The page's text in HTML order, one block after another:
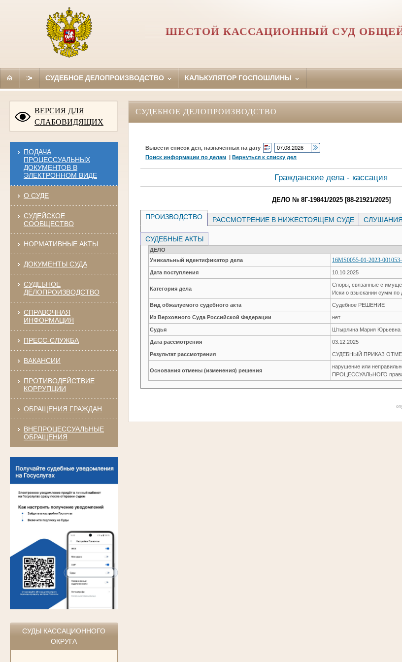
ШЕСТОЙ КАССАЦИОННЫЙ СУД
СУДЕБНОЕ ДЕЛОПРОИЗВОДСТВО КАЛЬКУЛЯТОР ГОСПОШЛИНЫ
ВЕРСИЯ ДЛЯ
СЛАБОВИДЯЩИХ
ПОДАЧА
ПРОЦЕССУАЛЬНЫХ
ДОКУМЕНТОВ В
ЭЛЕКТРОННОМ ВИДЕ
О СУДЕ
СУДЕЙСКОЕ
СООБЩЕСТВО
НОРМАТИВНЫЕ АКТЫ
ДОКУМЕНТЫ СУДА
СУДЕБНОЕ
ДЕЛОПРОИЗВОДСТВО
СПРАВОЧНАЯ
ИНФОРМАЦИЯ
ПРЕСС-СЛУЖБА
ВАКАНСИИ
ПРОТИВОДЕЙСТВИЕ
КОРРУПЦИИ
ОБРАЩЕНИЯ ГРАЖДАН
ВНЕПРОЦЕССУАЛЬНЫЕ
ОБРАЩЕНИЯ
СУДЫ КАССАЦИОННОГО
ОКРУГА
СУДЕБНОЕ ДЕЛОПРОИЗВОДСТВО
Вывести список дел, назначенных на дату
Поиск информации по делам |Вернуться к списку дел
Гражданские дела - кассация
ДЕЛО № 8Г-19841/2025 [88-21921/2025]
ПРОИЗВОДСТВО РАССМОТРЕНИЕ В НИЖЕСТОЯЩЕМ СУДЕ СЛУШАНИЯ
СУДЕБНЫЕ АКТЫ
ДЕЛО
Уникальный идентификатор дела
16MS0055-01-2023-
Дата поступления 10.10.2025
Категория дела
Споры, связанные с
Иски о взыскании сумм по
Вид обжалуемого судебного акта Судебное РЕШЕНИЕ
Из Верховного Суда Российской Федерации нет
Судья Штырлина Мария Юрьевна
Дата рассмотрения 03.12.2025
Результат рассмотрения СУДЕБНЫЙ ПРИКАЗ
Основания отмены (изменения) решения
нарушение или
ПРОЦЕССУАЛЬНОГО